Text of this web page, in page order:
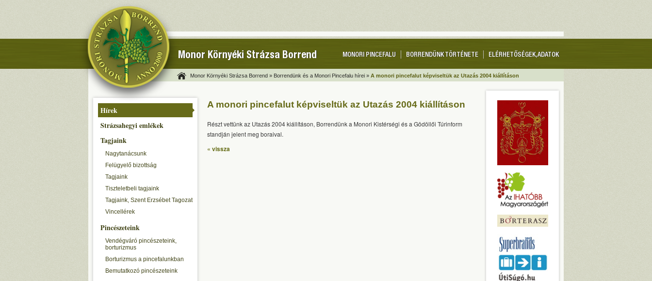
Monor Környéki Strázsa Borrend ELÉRHETŐSÉGEK, ADATOK
BORRENDÜNK TÖRTÉNETE
MONORI PINCEFALU
Monor Környéki Strázsa Borrend » Borrendünk és a Monori Pincefalu hírei » A monori pincefalut képviseltük az Utazás 2004 kiállításon
Hírek
Strázsahegyi emlékek
Tagjaink
Nagytanácsunk
Felügyelő bizottság
Tagjaink
Tiszteletbeli tagjaink
Tagjaink, Szent Erzsébet Tagozat
Vincellérek
Pincészeteink
Vendégváró pincészeteink,
borturizmus
Borturizmus a pincefalunkban
Bemutatkozó pincészeteink
A monori pincefalut képviseltük az Utazás 2004 kiállításon
Részt vettünk az Utazás 2004 kiállításon, Borrendünk a Monori Kistérségi és a Gödöllői Túrinform
standján jelent meg boraival.
« vissza